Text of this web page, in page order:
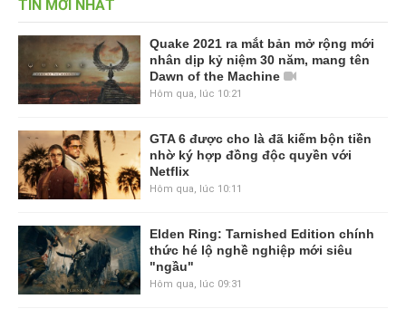
TIN MỚI NHẤT
Quake 2021 ra mắt bản mở rộng mới
nhân dịp kỷ niệm 30 năm, mang tên
Dawn of the Machine
Hôm qua, lúc 10:21
GTA 6 được cho là đã kiếm bộn tiền
nhờ ký hợp đồng độc quyền với
Netflix
Hôm qua, lúc 10:11
Elden Ring: Tarnished Edition chính
thức hé lộ nghề nghiệp mới siêu
"ngầu"
Hôm qua, lúc 09:31